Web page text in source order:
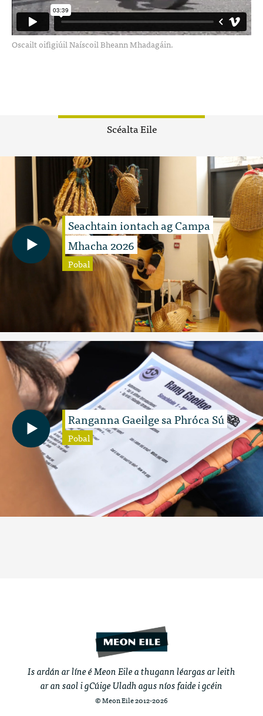
Oscailt oifigiúil Naíscoil Bheann Mhadagáin.
Scéalta Eile
Seachtain iontach ag Campa
Mhacha 2026
Pobal
Ranganna Gaeilge sa Phróca Sú
Pobal
Is ardán ar líne é Meon Eile a thugann léargas ar leith
ar an saol i gCúige Uladh agus níos faide i gcéin
© Meon Eile 2012-2026